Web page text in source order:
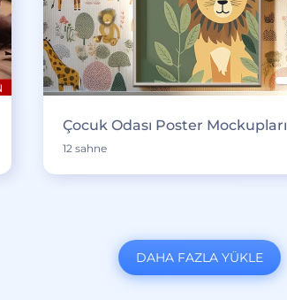
Çocuk Odası Poster Mockupları
12 sahne
DAHA FAZLA YÜKLE